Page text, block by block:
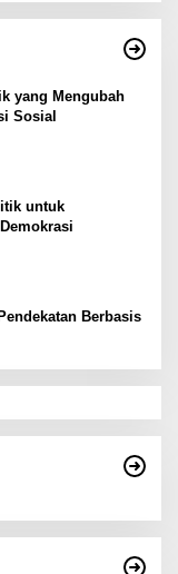
yang Mengubah
Sosial
untuk
Berbasis